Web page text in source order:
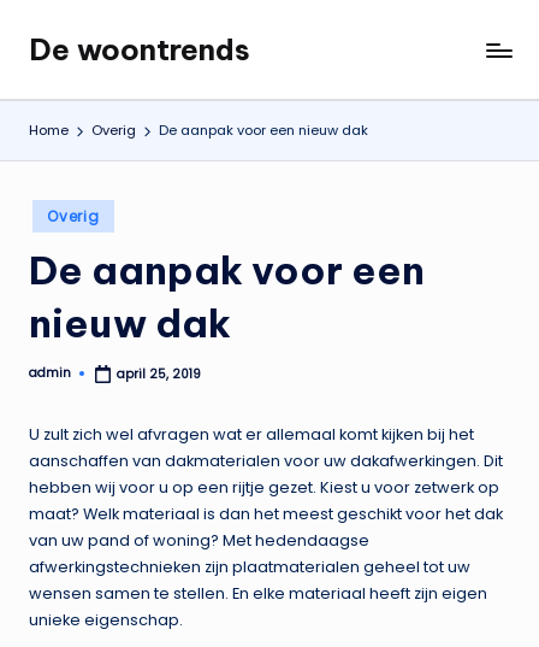
de
inhoud
De woontrends
Interieur
en
lifestyle
Home Overig De aanpak voor een nieuw dak
Geplaatst
in
Overig
De aanpak voor een
nieuw dak
Geplaatst
admin april 25, 2019
U zult zich wel afvragen wat er allemaal komt kijken bij het
aanschaffen van dakmaterialen voor uw dakafwerkingen. Dit
hebben wij voor u op een rijtje gezet. Kiest u voor zetwerk op
maat? Welk materiaal is dan het meest geschikt voor het dak
van uw pand of woning? Met hedendaagse
afwerkingstechnieken zijn plaatmaterialen geheel tot uw
wensen samen te stellen. En elke materiaal heeft zijn eigen
unieke eigenschap.